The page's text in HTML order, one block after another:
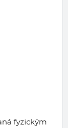
fyzickým